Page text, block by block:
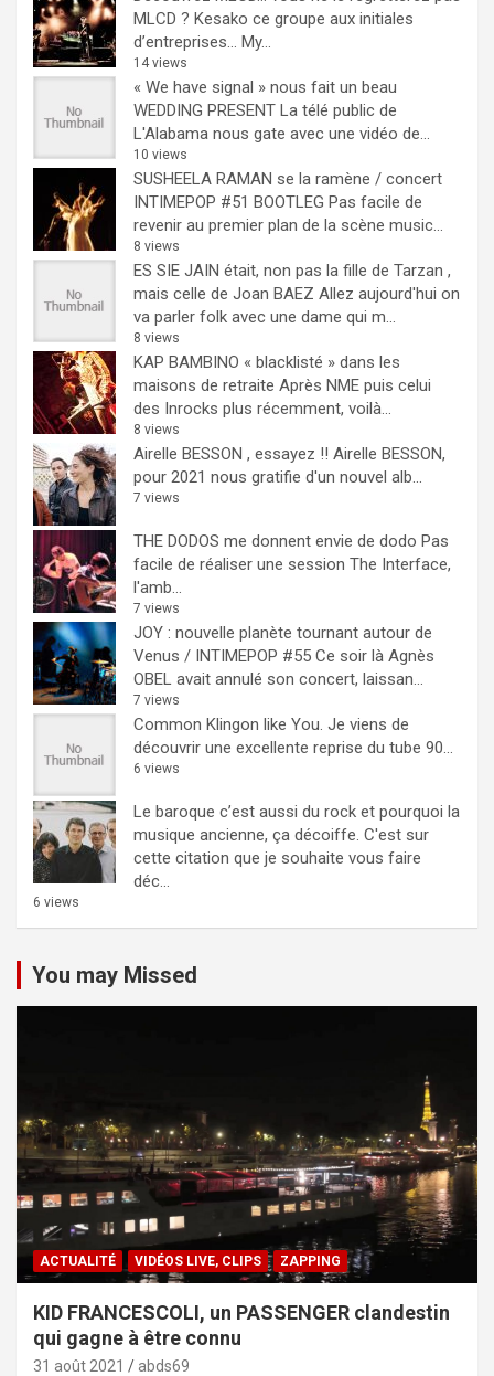
MLCD ? Kesako ce groupe aux initiales
d’entreprises… My...
14 views
« We have signal » nous fait un beau
WEDDING PRESENT La télé public de
L'Alabama nous gate avec une vidéo de...
10 views
SUSHEELA RAMAN se la ramène / concert
INTIMEPOP #51 BOOTLEG Pas facile de
revenir au premier plan de la scène music...
8 views
ES SIE JAIN était, non pas la fille de Tarzan ,
mais celle de Joan BAEZ Allez aujourd'hui on
va parler folk avec une dame qui m...
8 views
KAP BAMBINO « blacklisté » dans les
maisons de retraite Après NME puis celui
des Inrocks plus récemment, voilà...
8 views
Airelle BESSON , essayez !! Airelle BESSON,
pour 2021 nous gratifie d'un nouvel alb...
7 views
THE DODOS me donnent envie de dodo Pas
facile de réaliser une session The Interface,
l'amb...
7 views
JOY : nouvelle planète tournant autour de
Venus / INTIMEPOP #55 Ce soir là Agnès
OBEL avait annulé son concert, laissan...
7 views
Common Klingon like You. Je viens de
découvrir une excellente reprise du tube 90...
6 views
Le baroque c’est aussi du rock et pourquoi la
musique ancienne, ça décoiffe. C'est sur
cette citation que je souhaite vous faire
déc...
6 views
You may Missed
ACTUALITÉ VIDÉOS LIVE, CLIPS ZAPPING
KID FRANCESCOLI, un PASSENGER clandestin
qui gagne à être connu
31 août 2021 abds69